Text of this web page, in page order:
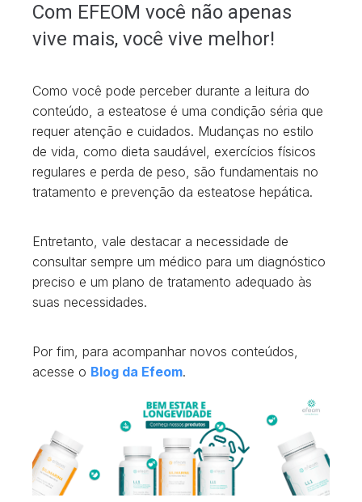
Com EFEOM você não apenas
vive mais, você vive melhor!
Como você pode perceber durante a leitura do
conteúdo, a esteatose é uma condição séria que
requer atenção e cuidados. Mudanças no estilo
de vida, como dieta saudável, exercícios físicos
regulares e perda de peso, são fundamentais no
tratamento e prevenção da esteatose hepática.
Entretanto, vale destacar a necessidade de
consultar sempre um médico para um diagnóstico
preciso e um plano de tratamento adequado às
suas necessidades.
Por fim, para acompanhar novos conteúdos,
acesse o Blog da Efeom.